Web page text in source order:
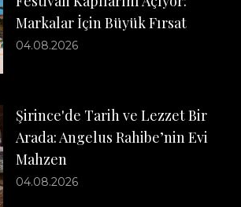
Markalar İçin Büyük Fırsat
04.08.2026
Şirince'de Tarih ve Lezzet Bir
Arada: Angelus Rahibe’nin Evi
Mahzen
04.08.2026